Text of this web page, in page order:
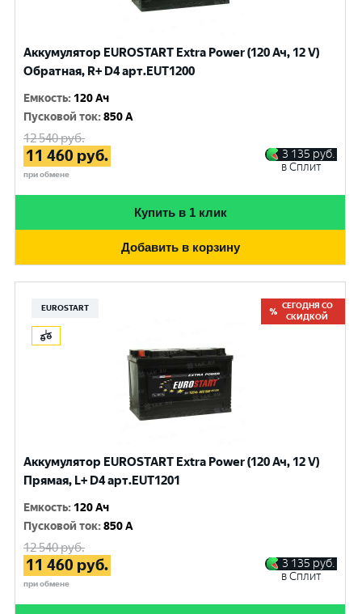
Аккумулятор EUROSTART Extra Power (120 Ач, 12 V)
Обратная, R+ D4 арт.EUT1200
Емкость: 120 Ач
Пусковой ток:850 A
12 540руб.
11 460 руб.
при обмене
3 135 руб.
в Сплит
Купить в 1 клик
Добавить в корзину
EUROSTART
СЕГОДНЯ СО
СКИДКОЙ
Аккумулятор EUROSTART Extra Power (120 Ач, 12 V)
Прямая, L+ D4 арт.EUT1201
Емкость: 120 Ач
Пусковой ток:850 A
12 540руб.
11 460 руб.
при обмене
3 135 руб.
в Сплит